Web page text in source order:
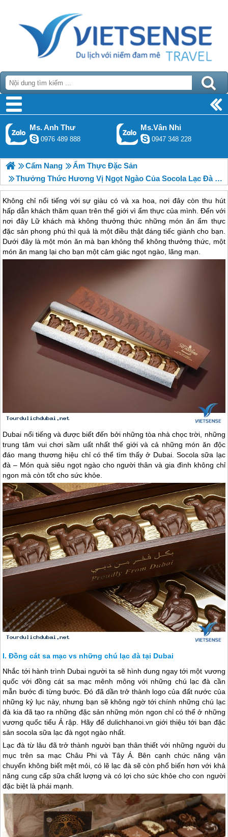
Ms. Anh Thư
0976 489 888
Ms.Vân Nhi
0947 348 228
Cẩm Nang
Ẩm Thực Đặc Sản
Thưởng Thức Hương Vị Ngọt Ngào Của Socola Lạc Đà Tại Dubai
Không chỉ nổi tiếng với sự giàu có và xa hoa, nơi đây còn thu hút
hấp dẫn khách thăm quan trên thế giới vì ẩm thực của mình. Đến với
nơi đây Lữ khách mà không thưởng thức những món ăn ẩm thực
đặc sản phong phú thì quả là một điều thật đáng tiếc giành cho bạn.
Dưới đây là một món ăn mà bạn không thể không thưởng thức, một
món ăn mang lại cho bạn một cảm giác ngọt ngào, lãng mạn.
Dubai nổi tiếng và được biết đến bởi những tòa nhà chọc trời, những
trung tâm vui chơi sầm uất nhất thế giới và cả những món ăn độc
đáo mang thương hiệu chỉ có thể tìm thấy ở Dubai. Socola sữa lạc
đà – Món quà siêu ngọt ngào cho người thân và gia đình không chỉ
ngon mà còn tốt cho sức khỏe.
Đồng cát sa mạc vs những chú lạc đà tại Dubai
Nhắc tới hành trình Dubai người ta sẽ hình dung ngay tới một vương
quốc với đồng cát sa mạc mênh mông với những chú lạc đà cần
mẫn bước đi từng bước. Đó đã dần trở thành logo của đất nước của
những kỷ lục này, nhưng bạn sẽ không ngờ tới chính những chú lạc
đà kia đã tạo ra những đặc sản những món ngon chỉ có thể ở những
vương quốc tiểu Ả rập. Hãy để dulichhanoi.vn giới thiệu tới bạn đặc
sản socola sữa lạc đà ngọt ngào nhất.
Lạc đà từ lâu đã trở thành người bạn thân thiết với những người du
mục trên sa mạc Châu Phi và Tây Á. Bên cạnh chức năng vận
chuyển không biết mệt mỏi, có lẽ lạc đà sẽ còn phổ biến hơn với khả
năng cung cấp sữa chất lượng và có lợi cho sức khỏe cho con người
đặc biệt là phái mạnh.